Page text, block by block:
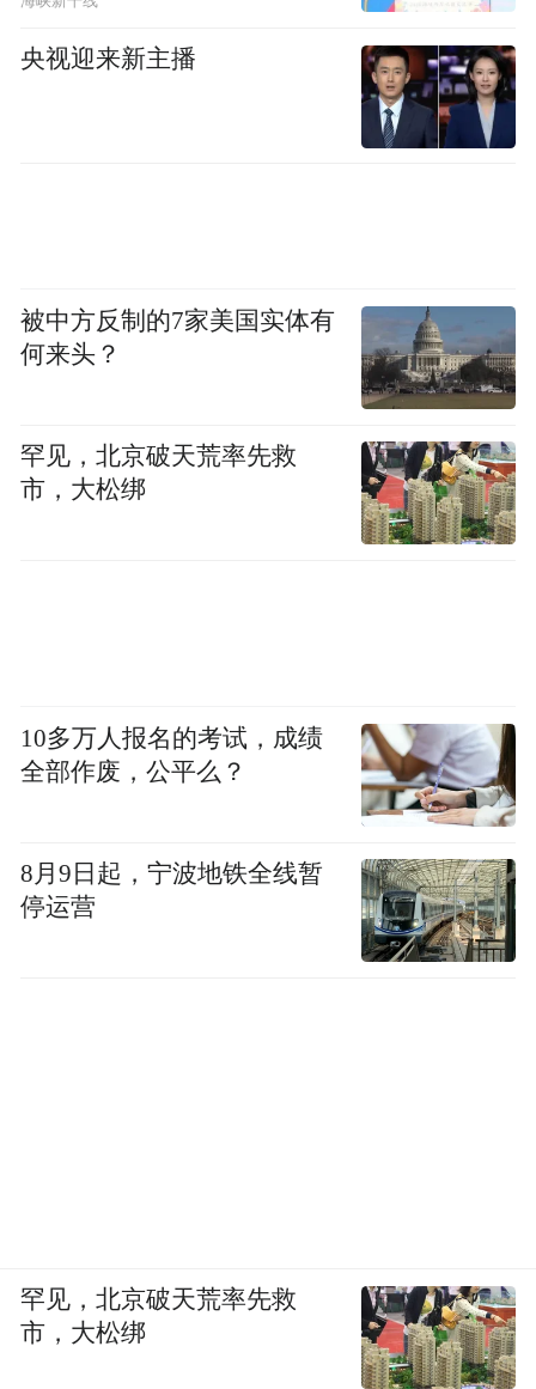
央视迎来新主播
被中方反制的7家美国实体有
何来头？
罕见，北京破天荒率先救
市，大松绑
10多万人报名的考试，成绩
全部作废，公平么？
8月9日起，宁波地铁全线暂
停运营
罕见，北京破天荒率先救
市，大松绑